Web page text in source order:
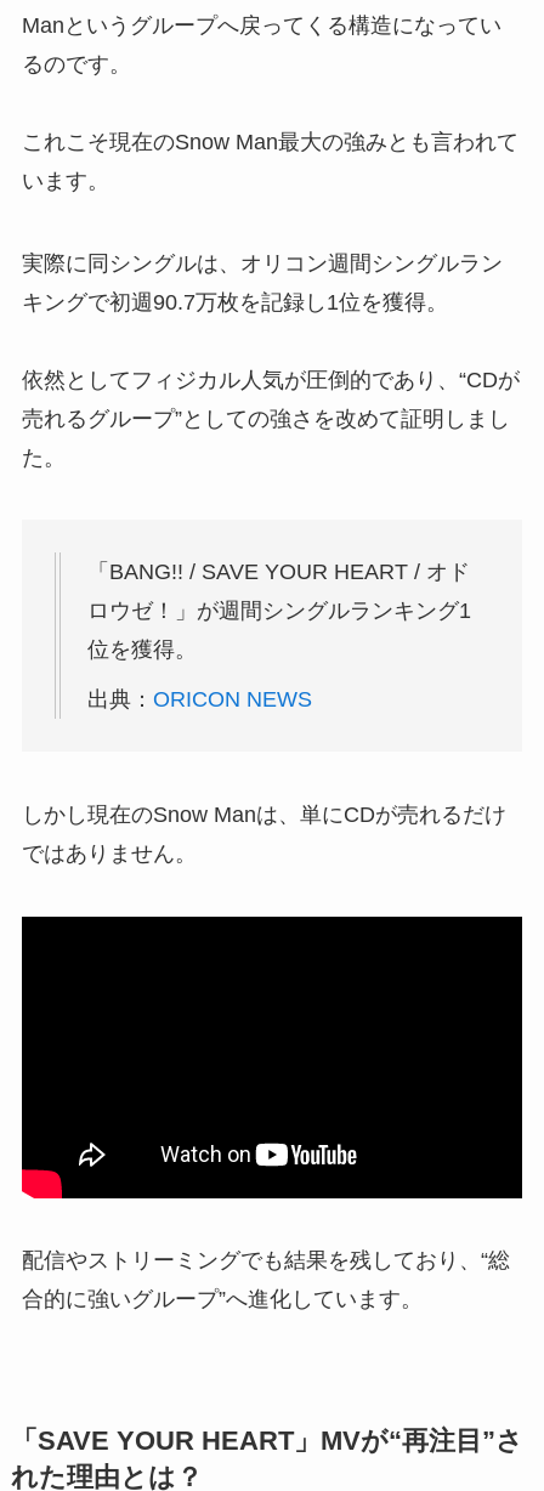
Manというグループへ戻ってくる構造になってい
るのです。
これこそ現在のSnow Man最大の強みとも言われて
います。
実際に同シングルは、オリコン週間シングルラン
キングで初週90.7万枚を記録し1位を獲得。
依然としてフィジカル人気が圧倒的であり、“CDが
売れるグループ”としての強さを改めて証明しまし
た。
「BANG!! / SAVE YOUR HEART / オド
ロウゼ！」が週間シングルランキング1
位を獲得。
出典： ORICON NEWS
しかし現在のSnow Manは、単にCDが売れるだけ
ではありません。
配信やストリーミングでも結果を残しており、“総
合的に強いグループ”へ進化しています。
「SAVE YOUR HEART」MVが“再注目”さ
れた理由とは？